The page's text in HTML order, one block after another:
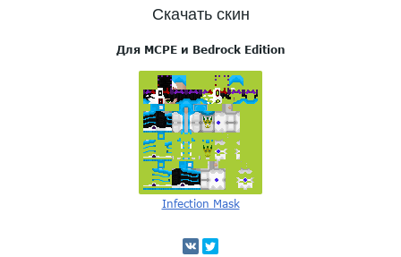
Скачать скин
Для MCPE и Bedrock Edition
Infection Mask